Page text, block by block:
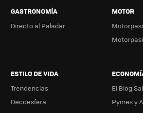
GASTRONOMÍA
Directo al Paladar
MOTOR
ESTILO DE VIDA
Trendencias
Decoesfera
El Blog
Pymes y